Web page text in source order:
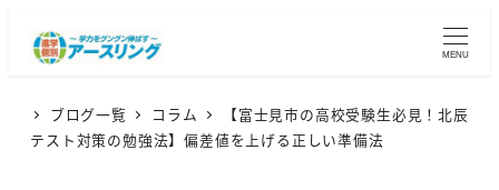
MENU
ブログ一覧 コラム
【富士見市の高校受験生必見！北辰
テスト対策の勉強法】偏差値を上げる正しい準備法